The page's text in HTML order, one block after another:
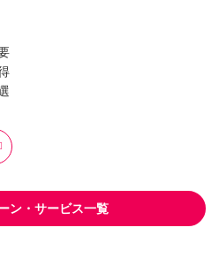
ン・サービス一覧